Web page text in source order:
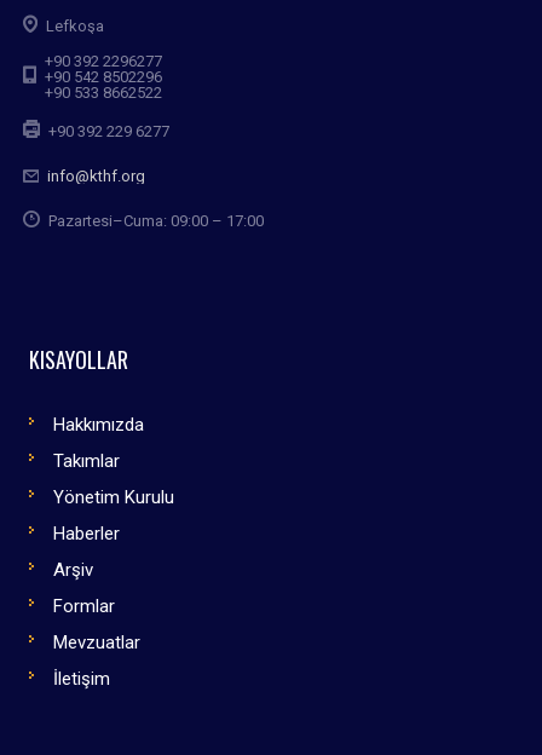
Lefkoşa
+90 392 2296277
+90 542 8502296
+90 533 8662522
+90 392 229 6277
info@kthf.org
Pazartesi–Cuma: 09:00 – 17:00
KISAYOLLAR
Hakkımızda
Takımlar
Yönetim Kurulu
Haberler
Arşiv
Formlar
Mevzuatlar
İletişim